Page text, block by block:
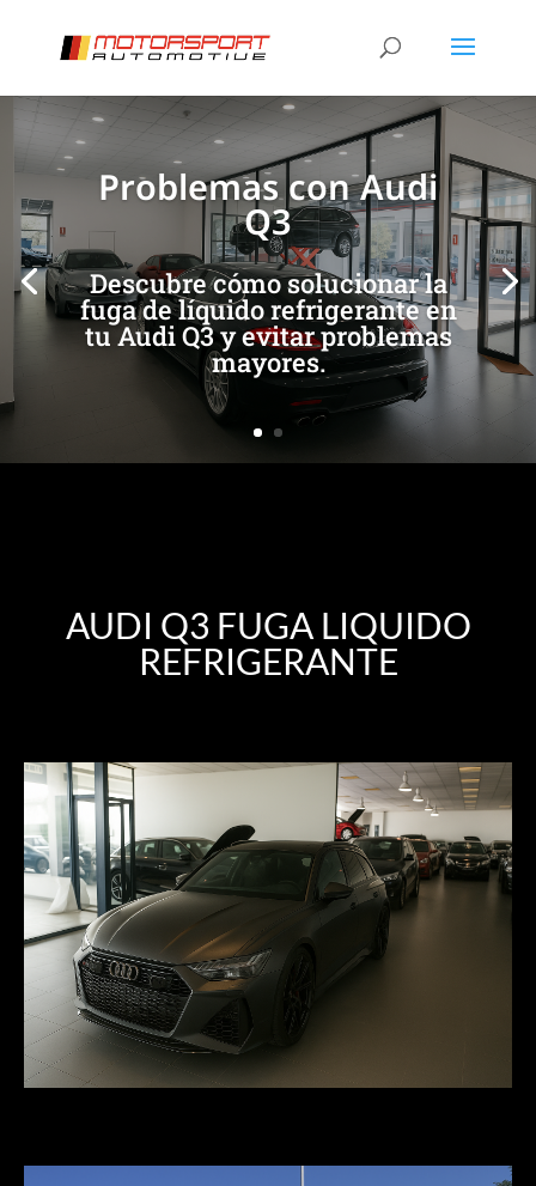
Problemas con Audi
Q3
Descubre cómo solucionar la
fuga de líquido refrigerante en
tu Audi Q3 y evitar problemas
mayores.
[/et_pb_slide] [/et_pb_slide]
AUDI Q3 FUGA LIQUIDO
REFRIGERANTE